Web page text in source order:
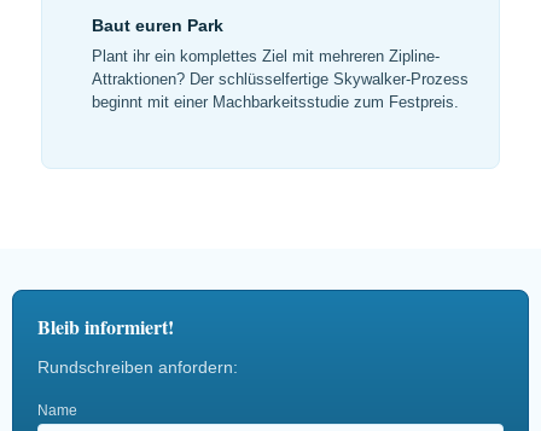
Baut euren Park
Plant ihr ein komplettes Ziel mit mehreren Zipline-
Attraktionen? Der schlüsselfertige Skywalker-Prozess
beginnt mit einer Machbarkeitsstudie zum Festpreis.
Bleib informiert!
Rundschreiben anfordern:
Name